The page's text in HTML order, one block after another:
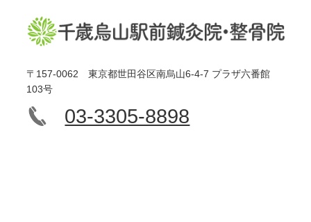
〒157-0062 東京都世田谷区南烏山6-4-7 プラザ六番館
103号
03-3305-8898